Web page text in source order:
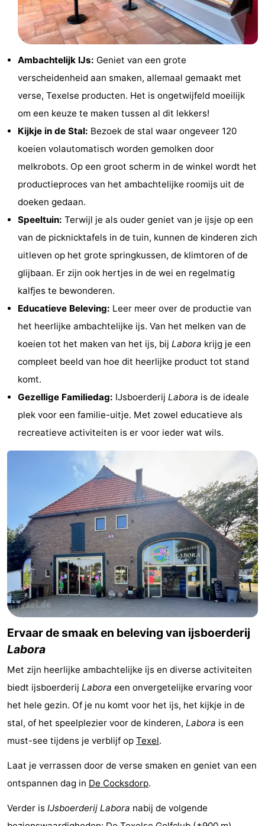
Hoeve
Holland
Land
en
Zeezicht
Strandhuys
Strandplevier
Bed
(&
breakfasts)
Campings
Hotels
Vakantiehuizen
Eibernest
Hoogelandt
Beach
Park
Texel
Buytenveldt
-
De
Krim
EuroParcs
Texel
Kustpark
Texel
-
Sluftervallei
Residentie
Texel
Vogelmient
minutes
Strand
Zien
doen
Bezienswaardigheden
-
Musea
-
Kerken
-
Molens
-
Uitkijkpunten
Attracties
-
Rondvaarten
Ambachtelijk IJs: Geniet van een grote
verscheidenheid aan smaken, allemaal gemaakt met
verse, Texelse producten. Het is ongetwijfeld moeilijk
om een keuze te maken tussen al dit lekkers!
Kijkje in de Stal: Bezoek de stal waar ongeveer 120
koeien volautomatisch worden gemolken door
melkrobots. Op een groot scherm in de winkel wordt het
productieproces van het ambachtelijke roomijs uit de
doeken gedaan.
Speeltuin: Terwijl je als ouder geniet van je ijsje op een
van de picknicktafels in de tuin, kunnen de kinderen zich
uitleven op het grote springkussen, de klimtoren of de
glijbaan. Er zijn ook hertjes in de wei en regelmatig
kalfjes te bewonderen.
Educatieve Beleving: Leer meer over de productie van
het heerlijke ambachtelijke ijs. Van het melken van de
koeien tot het maken van het ijs, bij Labora krijg je een
compleet beeld van hoe dit heerlijke product tot stand
komt.
Gezellige Familiedag: IJsboerderij Labora is de ideale
plek voor een familie-uitje. Met zowel educatieve als
recreatieve activiteiten is er voor ieder wat wils.
Ervaar de smaak en beleving van ijsboerderij
Labora
Met zijn heerlijke ambachtelijke ijs en diverse activiteiten
biedt ijsboerderij Labora een onvergetelijke ervaring voor
het hele gezin. Of je nu komt voor het ijs, het kijkje in de
stal, of het speelplezier voor de kinderen, Labora is een
must-see tijdens je verblijf op Texel.
Laat je verrassen door de verse smaken en geniet van een
ontspannen dag in De Cocksdorp.
Verder is IJsboerderij Labora nabij de volgende